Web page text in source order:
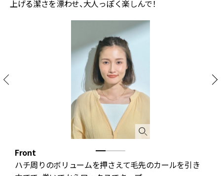
上げる潔さを漂わせ、大人っぽく楽しんで！
Front
ハチ周りのボリュームを押さえて毛先のカールを引き